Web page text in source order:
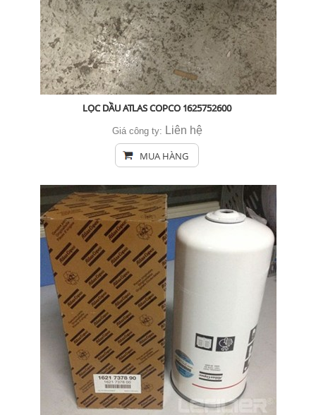
LỌC DẦU ATLAS COPCO 1625752600
Giá công ty: Liên hệ
MUA HÀNG